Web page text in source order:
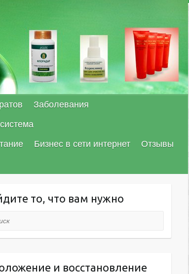
Заболевания
Бизнес в сети интернет
Отзывы
то, что вам нужно
и восстановление